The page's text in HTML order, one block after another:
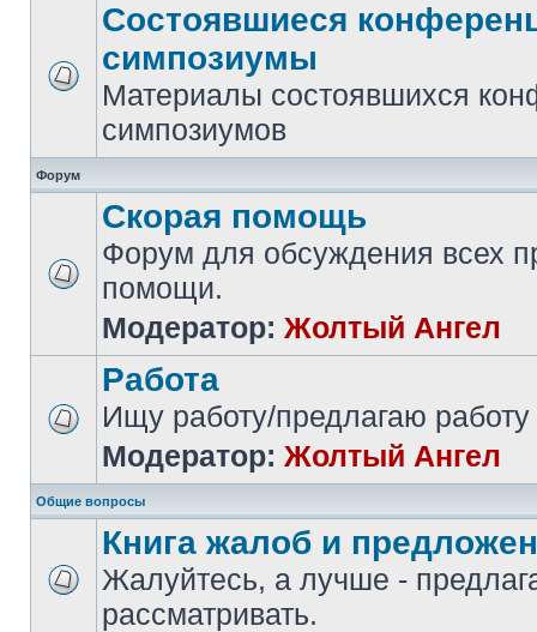
Состоявшиеся
симпозиумы
Материалы состоявшихся
симпозиумов
Форум
Скорая помощь
Форум для обсуждения всех
помощи.
Модератор: Жолтый Ангел
Работа
Ищу работу/предлагаю
Модератор: Жолтый Ангел
Общие вопросы
Книга жалоб и
Жалуйтесь, а лучше -
рассматривать.